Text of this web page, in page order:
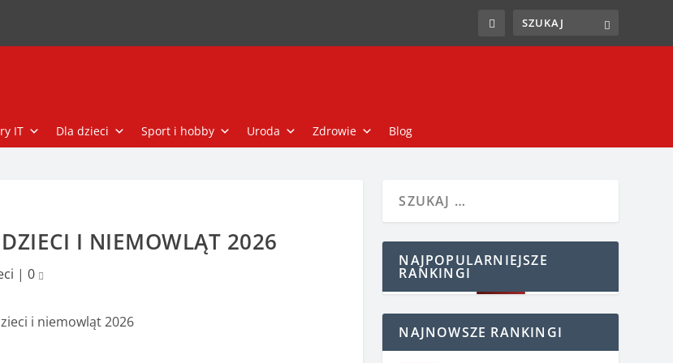
IT Dla dzieci Sport i hobby Uroda Zdrowie Blog
I NIEMOWLĄT 2026
|0
i niemowląt 2026
NAJPOPULARNIEJSZE
RANKINGI
NAJNOWSZE RANKINGI